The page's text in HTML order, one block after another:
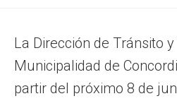
La Dirección de Tránsito
Municipalidad de
partir del próximo 8 de